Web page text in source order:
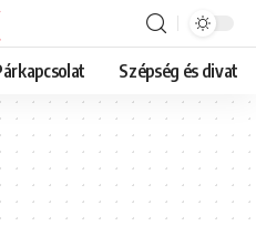
Szépség és divat